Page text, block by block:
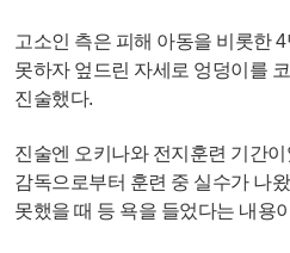
고소인 측은 피해 아동을 비롯한
못하자 엎드린 자세로 엉덩이를
진술했다.
진술엔 오키나와 전지훈련 기간
감독으로부터 훈련 중 실수가 나
못했을 때 등 욕을 들었다는 내용